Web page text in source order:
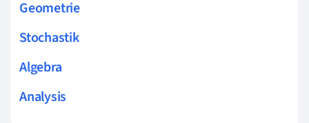
Geometrie
Stochastik
Algebra
Analysis